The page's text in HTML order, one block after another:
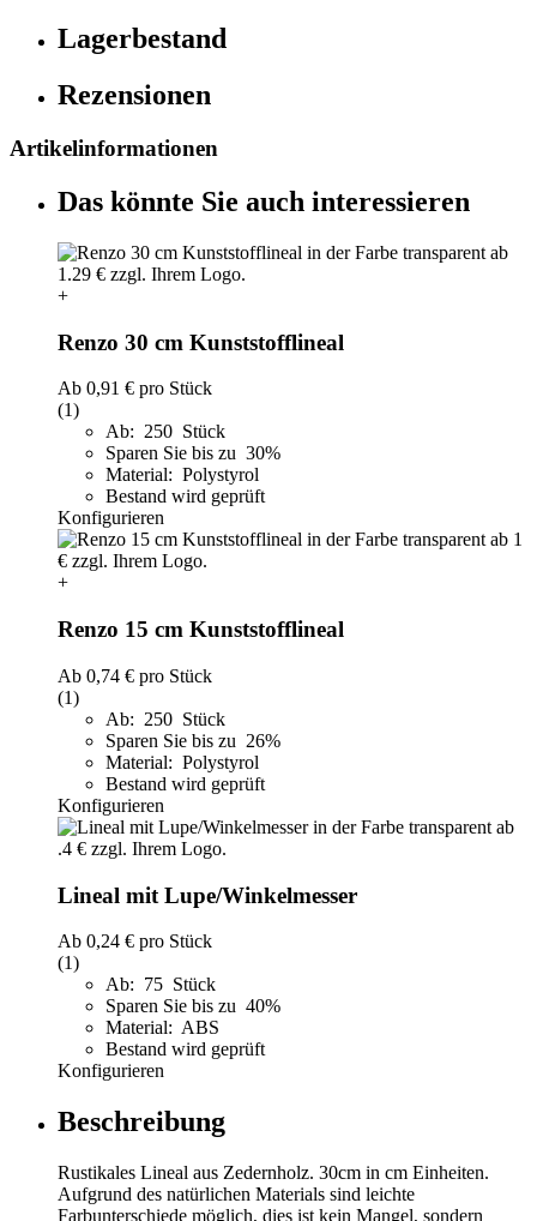
Lagerbestand
Rezensionen
Artikelinformationen
Das könnte Sie auch interessieren
+
Renzo 30 cm Kunststofflineal
Ab 0,91 € pro Stück
(1)
Ab: 250 Stück
Sparen Sie bis zu 30%
Material: Polystyrol
Bestand wird geprüft
Konfigurieren
+
Renzo 15 cm Kunststofflineal
Ab 0,74 € pro Stück
(1)
Ab: 250 Stück
Sparen Sie bis zu 26%
Material: Polystyrol
Bestand wird geprüft
Konfigurieren
Lineal mit Lupe/Winkelmesser
Ab 0,24 € pro Stück
(1)
Ab: 75 Stück
Sparen Sie bis zu 40%
Material: ABS
Bestand wird geprüft
Konfigurieren
Beschreibung
Rustikales Lineal aus Zedernholz. 30cm in cm Einheiten.
Aufgrund des natürlichen Materials sind leichte
Farbunterschiede möglich, dies ist kein Mangel, sondern